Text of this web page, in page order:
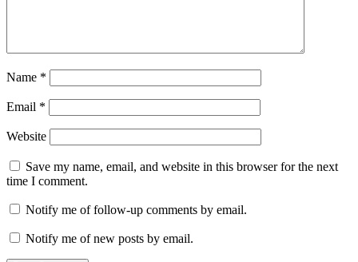
Name *
Email *
Website
Save my name, email, and website in this browser for the next
time I comment.
Notify me of follow-up comments by email.
Notify me of new posts by email.